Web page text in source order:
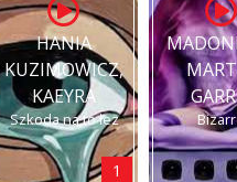
HANIA
KUZIMOWICZ,
KAEYRA
Szkoda na to łez
1